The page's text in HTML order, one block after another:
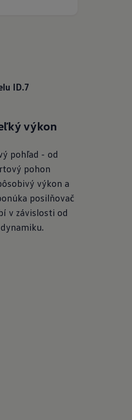
ID.7
výkon
pohľad - od
pohon
výkon a
posilňovač
v závislosti od